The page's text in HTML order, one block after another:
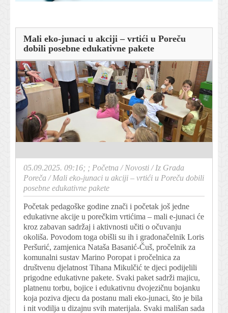
Mali eko-junaci u akciji – vrtići u Poreču
dobili posebne edukativne pakete
05.09.2025. 09:16; ; Početna /Novosti /Iz Grada
Poreča /Mali eko-junaci u akciji – vrtići u Poreču dobili
posebne edukativne pakete
Početak pedagoške godine znači i početak još jedne
edukativne akcije u porečkim vrtićima – mali e-junaci će
kroz zabavan sadržaj i aktivnosti učiti o očuvanju
okoliša. Povodom toga obišli su ih i gradonačelnik Loris
Peršurić, zamjenica Nataša Basanić-Čuš, pročelnik za
komunalni sustav Marino Poropat i pročelnica za
društvenu djelatnost Tihana Mikulčić te djeci podijelili
prigodne edukativne pakete. Svaki paket sadrži majicu,
platnenu torbu, bojice i edukativnu dvojezičnu bojanku
koja poziva djecu da postanu mali eko-junaci, što je bila
i nit vodilja u dizajnu svih materijala. Svaki mališan sada